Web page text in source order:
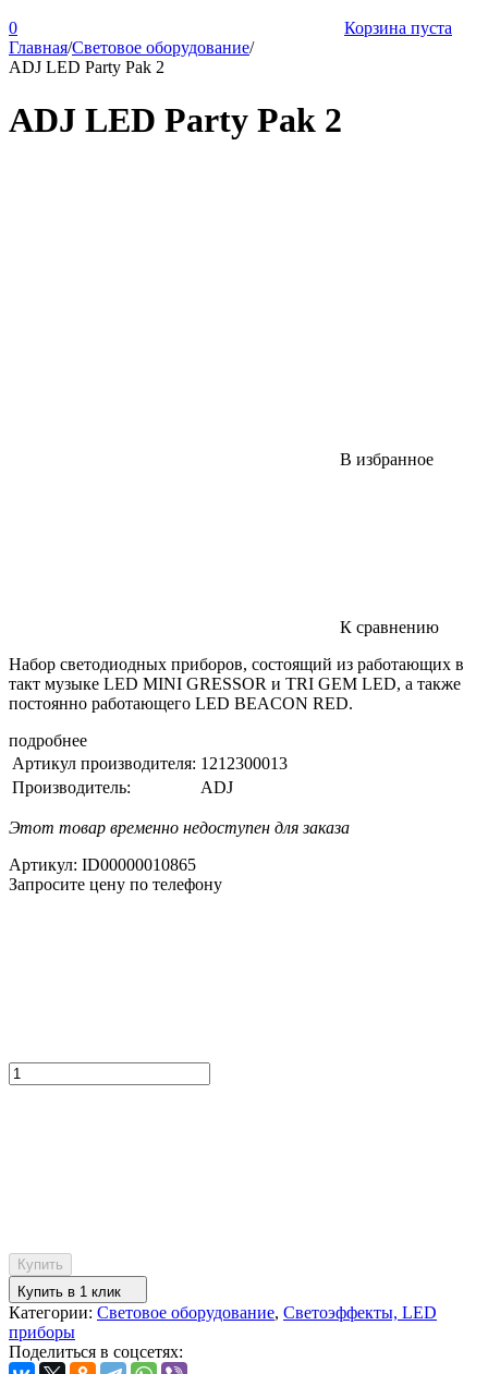
0
Корзина пуста
Главная/Световое оборудование/
ADJ LED Party Pak 2
ADJ LED Party Pak 2
В избранное
К сравнению
Набор светодиодных приборов, состоящий из работающих в
такт музыке LED MINI GRESSOR и TRI GEM LED, а также
постоянно работающего LED BEACON RED.
подробнее
Артикул производителя: 1212300013
Производитель:
ADJ
Этот товар временно недоступен для заказа
Артикул: ID00000010865
Запросите цену по телефону
Купить
Купить в 1 клик
Категории: Световое оборудование, Светоэффекты, LED
приборы
Поделиться в соцсетях: